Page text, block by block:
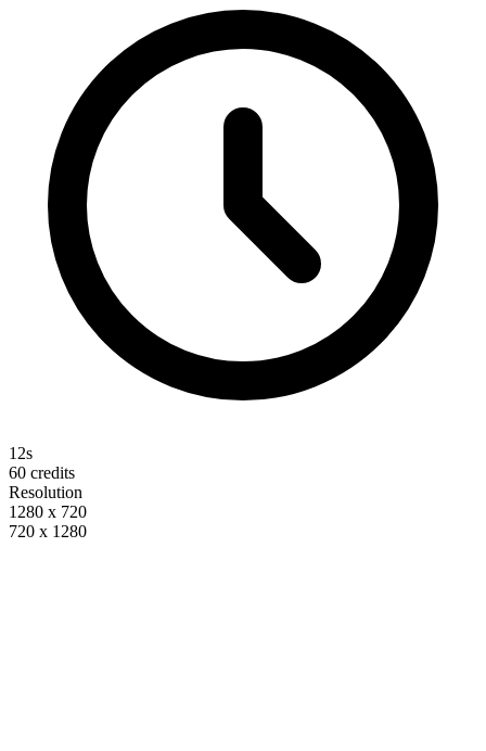
12s
60 credits
Resolution
1280 x 720
720 x 1280